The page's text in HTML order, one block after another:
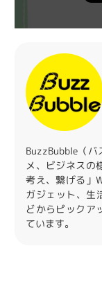
BuzzBubble（バ
メ、ビジネスの
考え、繋げる」
ガジェット、生
どからピックア
ています。